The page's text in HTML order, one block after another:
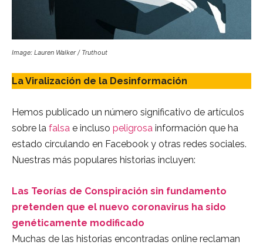
Image: Lauren Walker / Truthout
La Viralización de la Desinformación
Hemos publicado un número significativo de artículos
sobre la falsa e incluso peligrosa información que ha
estado circulando en Facebook y otras redes sociales.
Nuestras más populares historias incluyen:
Las Teorías de Conspiración sin fundamento
pretenden que el nuevo coronavirus ha sido
genéticamente modificado
Muchas de las historias encontradas online reclaman